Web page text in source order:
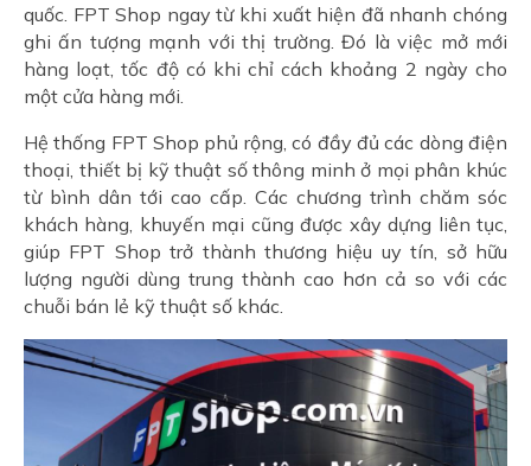
quốc. FPT Shop ngay từ khi xuất hiện đã nhanh chóng
ghi ấn tượng mạnh với thị trường. Đó là việc mở mới
hàng loạt, tốc độ có khi chỉ cách khoảng 2 ngày cho
một cửa hàng mới.
Hệ thống FPT Shop phủ rộng, có đầy đủ các dòng điện
thoại, thiết bị kỹ thuật số thông minh ở mọi phân khúc
từ bình dân tới cao cấp. Các chương trình chăm sóc
khách hàng, khuyến mại cũng được xây dựng liên tục,
giúp FPT Shop trở thành thương hiệu uy tín, sở hữu
lượng người dùng trung thành cao hơn cả so với các
chuỗi bán lẻ kỹ thuật số khác.